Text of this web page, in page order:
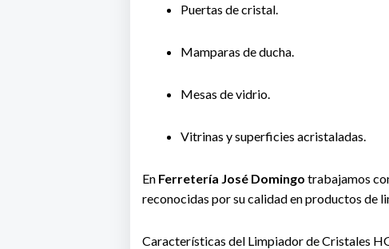
Puertas de cristal.
Mamparas de ducha.
Mesas de vidrio.
Vitrinas y superficies acristaladas.
En Ferretería José Domingo trabajamos
reconocidas por su calidad en productos de
Características del Limpiador de Cristales